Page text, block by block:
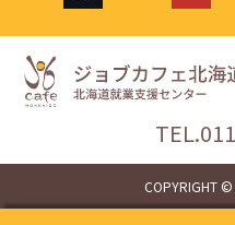
TEL.
COPYRIGHT